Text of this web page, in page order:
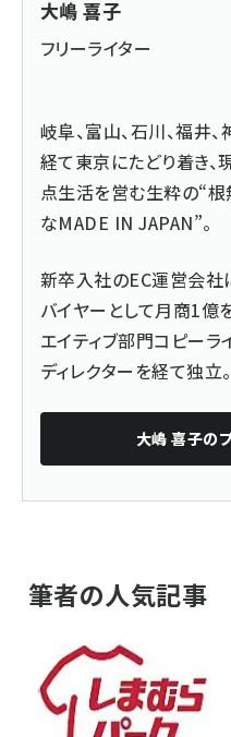
大嶋 喜子
フリーライター
岐阜、富山、石川、福井
経て東京にたどり着き
点生活を営む生粋の“根
なMADE IN JAPAN”。
新卒入社のEC運営会社
バイヤーとして月商1億
エイティブ部門コピーラ
ディレクターを経て独立。
大嶋 喜子の
筆者の人気記事